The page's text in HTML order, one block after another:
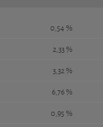
0,54 %
2,33 %
3,32 %
6,76 %
0,95 %